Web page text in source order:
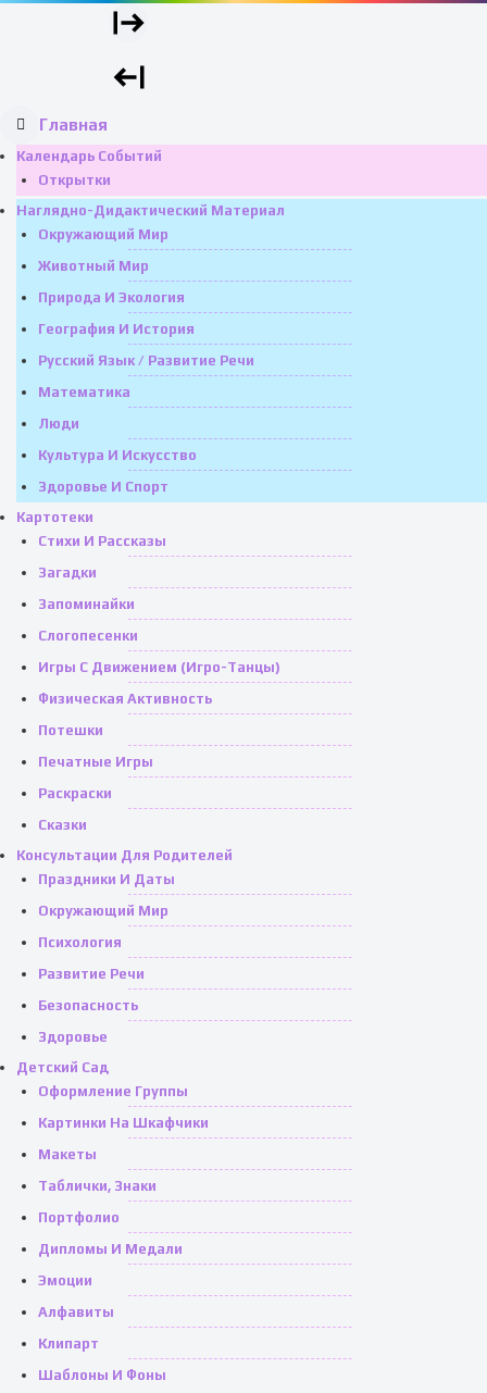
Главная
Календарь Событий
Открытки
Наглядно-Дидактический Материал
Окружающий Мир
Животный Мир
Природа И Экология
География И История
Русский Язык / Развитие Речи
Математика
Люди
Культура И Искусство
Здоровье И Спорт
Картотеки
Стихи И Рассказы
Загадки
Запоминайки
Слогопесенки
Игры С Движением (игро-Танцы)
Физическая Активность
Потешки
Печатные Игры
Раскраски
Сказки
Консультации Для Родителей
Праздники И Даты
Окружающий Мир
Психология
Развитие Речи
Безопасность
Здоровье
Детский Сад
Оформление Группы
Картинки На Шкафчики
Макеты
Таблички, Знаки
Портфолио
Дипломы И Медали
Эмоции
Алфавиты
Клипарт
Шаблоны И Фоны